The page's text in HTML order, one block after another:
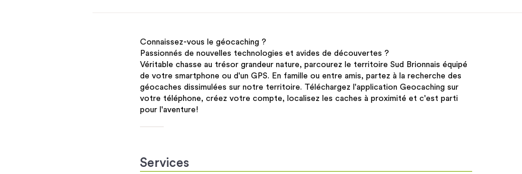
Connaissez-vous le géocaching ?
Passionnés de nouvelles technologies et avides de découvertes ?
Véritable chasse au trésor grandeur nature, parcourez le territoire Sud Brionnais équipé
de votre smartphone ou d'un GPS. En famille ou entre amis, partez à la recherche des
géocaches dissimulées sur notre territoire. Téléchargez l'application Geocaching sur
votre téléphone, créez votre compte, localisez les caches à proximité et c'est parti
pour l'aventure!
Services